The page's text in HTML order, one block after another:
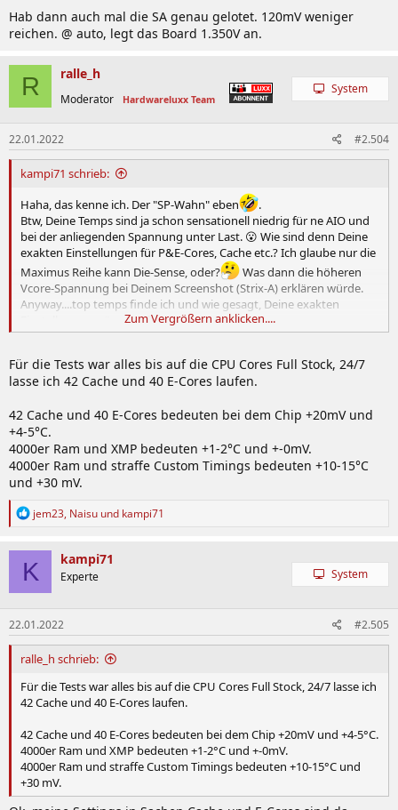
Hab dann auch mal die SA genau gelotet. 120mV weniger
reichen. @ auto, legt das Board 1.350V an.
R ralle_h
Moderator Hardwareluxx Team
System
22.01.2022 #2.504
kampi71 schrieb:
Haha, das kenne ich. Der "SP-Wahn" eben
.
Btw, Deine Temps sind ja schon sensationell niedrig für ne AIO und
bei der anliegenden Spannung unter Last. 😮 Wie sind denn Deine
exakten Einstellungen für P&E-Cores, Cache etc.? Ich glaube nur die
Maximus Reihe kann Die-Sense, oder?
Was dann die höheren
Vcore-Spannung bei Deinem Screenshot (Strix-A) erklären würde.
Anyway....top temps finde ich und wie gesagt, Deine exakten
Einstellungen wären mal interessant.
Zum Vergrößern anklicken....
Für die Tests war alles bis auf die CPU Cores Full Stock, 24/7
lasse ich 42 Cache und 40 E-Cores laufen.
42 Cache und 40 E-Cores bedeuten bei dem Chip +20mV und
+4-5°C.
4000er Ram und XMP bedeuten +1-2°C und +-0mV.
4000er Ram und straffe Custom Timings bedeuten +10-15°C
und +30 mV.
R
k
t
i
o
n
e
n
:
jem23, Naisu und kampi71
K kampi71
Experte System
22.01.2022 #2.505
ralle_h schrieb:
Für die Tests war alles bis auf die CPU Cores Full Stock, 24/7 lasse ich
42 Cache und 40 E-Cores laufen.
42 Cache und 40 E-Cores bedeuten bei dem Chip +20mV und +4-5°C.
4000er Ram und XMP bedeuten +1-2°C und +-0mV.
4000er Ram und straffe Custom Timings bedeuten +10-15°C und
+30 mV.